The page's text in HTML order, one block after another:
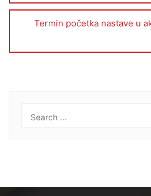
Termin početka nastave u